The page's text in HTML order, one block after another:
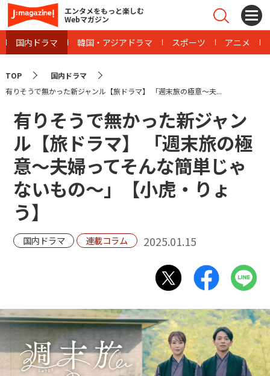
エンタメをもっと楽しむ
Webマガジン
国内ドラマ 韓国・アジアドラマ スポーツ アニメ
TOP
国内ドラマ
有りそうで無かった新ジャンル【旅ドラマ】 「週末旅の極意〜夫...
有りそうで無かった新ジャン
ル【旅ドラマ】 「週末旅の極
意〜夫婦ってそんな簡単じゃ
ないもの〜」【小虎・りょ
う】
国内ドラマ 連載コラム 2025.01.15